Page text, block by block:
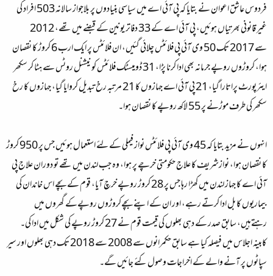
فردوس عاشق اعوان نے بتایا کہ پی آئی اے میں سیاسی بنیادوں پر بلاجواز سالانہ 503 افراد کی
غیر قانونی بھرتیاں ہوئیں، پی آئی اے کے 33 دفاتر یونین کے قبضے میں تھے، 2012
سے 2017 تک 50 وی آئی پی فلائٹس چلائی گئیں، ان فلائٹس پر ایک ارب 6 کروڑ کا نقصان
ہوا، کروڑوں روپے جرمانہ بھی ادا کرنا پڑا، 31 ڈومیسٹک فلائٹس کو نیشنل روٹس سے ہٹا کر سکھر
ایئرپورٹ پراتارا گیا، 21 پی آئی اے جہازوں کا 21 مرتبہ رخ تبدیل کروایا گیا، جہازوں کا رخ
سکھر کی طرف موڑنے پر 55 لاکھ روپے کا نقصان ہوا۔
انہوں نے مزید بتایا کہ 45 وی آئی پی فلائٹس نواز فیملی کے لئے استعمال ہوئیں جس پر 950 کروڑ
کا نقصان ہوا، نوازشریف کا علاج حکومتی خرچے پر ہوا، وہ جب لندن میں تھے تو دوران علاج پی
آئی اے کا جہاز لندن میں کھڑا رہا جس پر 28 کروڑ روپے خرچ آیا، قوم کے بچے اس خاندان کی
بیماریوں کا بل ادا کرتے رہے، اور ان کے اپنے بچےکروڑوں روپےکے گھروں میں
رہتےہیں، سابق صدر کے دہی بھلوں کی قیمت قوم نے 27 کروڑ روپے کی شکل میں ادا کی۔
کابینہ اجلاس میں فیصلہ کیا ہے سابق حکمرانوں سے 2008 سے 2018 تک دہی بھلوں اور سیر
سپاٹوں پر آنے والے کے اخراجات وصول کئے جائیں گے۔